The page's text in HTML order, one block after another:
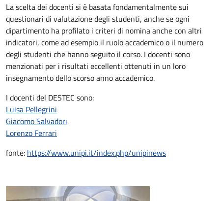
La scelta dei docenti si è basata fondamentalmente sui
questionari di valutazione degli studenti, anche se ogni
dipartimento ha profilato i criteri di nomina anche con altri
indicatori, come ad esempio il ruolo accademico o il numero
degli studenti che hanno seguito il corso. I docenti sono
menzionati per i risultati eccellenti ottenuti in un loro
insegnamento dello scorso anno accademico.
I docenti del DESTEC sono:
Luisa Pellegrini
Giacomo Salvadori
Lorenzo Ferrari
fonte: https://www.unipi.it/index.php/unipinews